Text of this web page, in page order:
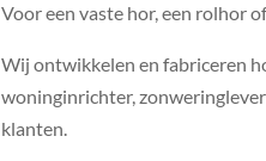
Voor een vaste hor, een rolhor
Wij ontwikkelen en fabriceren
woninginrichter,
klanten.